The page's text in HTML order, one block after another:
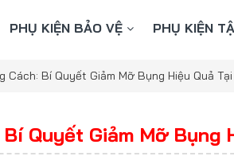
PHỤ KIỆN BẢO VỆ PHỤ KIỆN
Cách: Bí Quyết Giảm Mỡ Bụng Hiệu Quả Tại
Quyết Giảm Mỡ Bụng